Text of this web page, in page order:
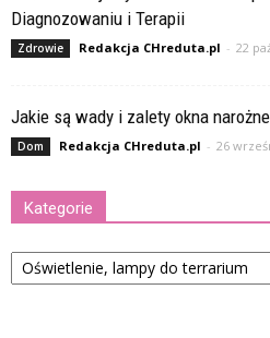
Diagnozowaniu i Terapii
Zdrowie Redakcja CHreduta.pl - 22
Jakie są wady i zalety okna
Dom Redakcja CHreduta.pl - 26
Kategorie
Kategorie